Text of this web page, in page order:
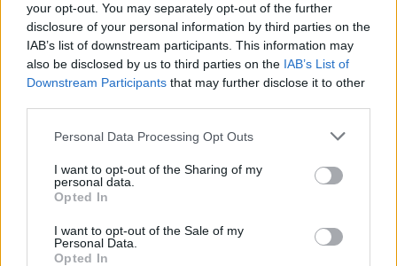
your opt-out. You may separately opt-out of the further
disclosure of your personal information by third parties on the
IAB’s list of downstream participants. This information may
also be disclosed by us to third parties on the IAB’s List of
Downstream Participants that may further disclose it to other
Personal Data Processing Opt Outs
I want to opt-out of the Sharing of my
personal data.
Opted In
I want to opt-out of the Sale of my
Personal Data.
Opted In